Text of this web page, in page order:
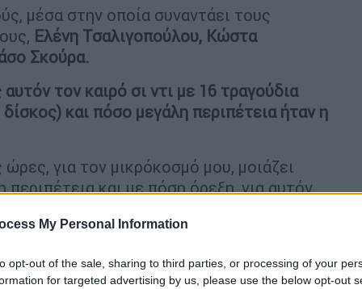
My Personal Information
opt-out of the sale, sharing to third parties, or processing of your
for targeted advertising by us, please use the below opt-out
μέσα στην οποία συναντάει τους
Ελένη Τσαλιγοπούλου, Κώστα
Σκούρα.
τον καιρό σι ντι με 16 τραγούδια
και πόσο μεγάλη περιπέτεια ήταν η
για τον μικρόκοσμό μου, μοιάζει
και με πόση όρεξη, για αυτόν
τσουνάμι, πέρασε για να φτάσει